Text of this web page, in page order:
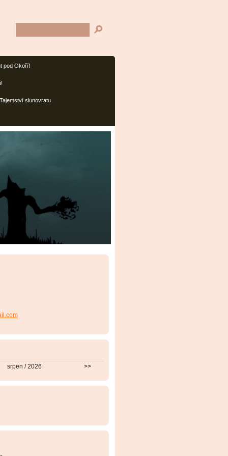
pod Okoří!
Tajemství slunovratu
srpen / 2026 >>